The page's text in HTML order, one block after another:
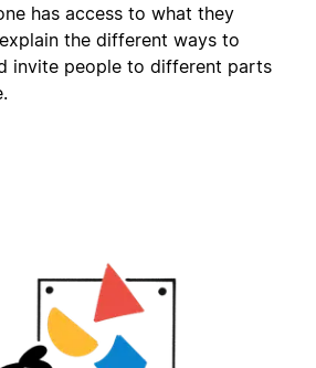
has access to what they
explain the different ways to
invite people to different parts